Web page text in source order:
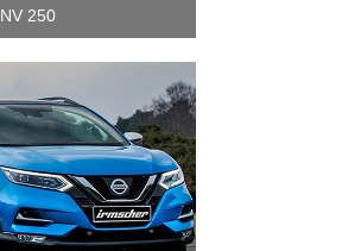
NV 250